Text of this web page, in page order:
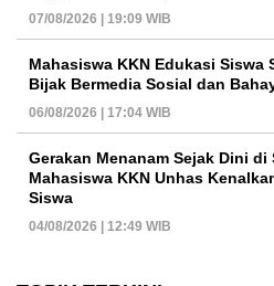
07/08/2026 | 19:09 WIB
Mahasiswa KKN Edukasi Siswa
Bijak Bermedia Sosial dan
06/08/2026 | 17:04 WIB
Gerakan Menanam Sejak Dini di
Mahasiswa KKN Unhas
Siswa
04/08/2026 | 12:49 WIB